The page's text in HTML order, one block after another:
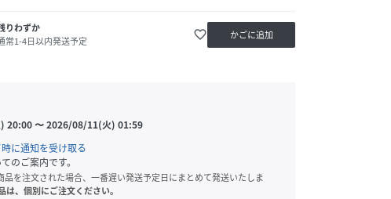
りわずか
常1-4日以内発送予定
favorite_border かごに追加
20:00〜2026/08/11(火) 01:59
に通知を受け取る
のご案内です。
を注文された場合、一番遅い発送予定日にまとめて発送いたしま
は、個別にご注文ください。